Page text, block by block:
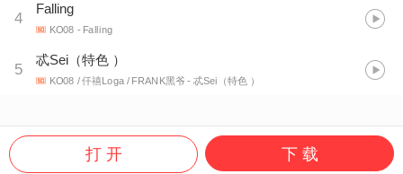
4
Falling
KO08 - Falling
5
忒Sei（特色 ）
KO08 / 仟禧Loga / FRANK黑爷 - 忒Sei（特色 ）
打 开 下 载